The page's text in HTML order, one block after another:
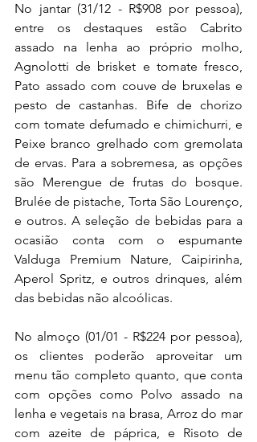
No jantar (31/12 - R$908 por pessoa),
entre os destaques estão Cabrito
assado na lenha ao próprio molho,
Agnolotti de brisket e tomate fresco,
Pato assado com couve de bruxelas e
pesto de castanhas. Bife de chorizo
com tomate defumado e chimichurri, e
Peixe branco grelhado com gremolata
de ervas. Para a sobremesa, as opções
são Merengue de frutas do bosque.
Brulée de pistache, Torta São Lourenço,
e outros. A seleção de bebidas para a
ocasião conta com o espumante
Valduga Premium Nature, Caipirinha,
Aperol Spritz, e outros drinques, além
das bebidas não alcoólicas.
No almoço (01/01 - R$224 por pessoa),
os clientes poderão aproveitar um
menu tão completo quanto, que conta
com opções como Polvo assado na
lenha e vegetais na brasa, Arroz do mar
com azeite de páprica, e Risoto de